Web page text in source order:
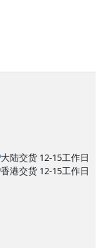
大陆交货 12-15工作日
香港交货 12-15工作日